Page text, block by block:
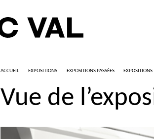
ACCUEIL EXPOSITIONS EXPOSITIONS PASSÉES EXPOSITIONS
Vue de